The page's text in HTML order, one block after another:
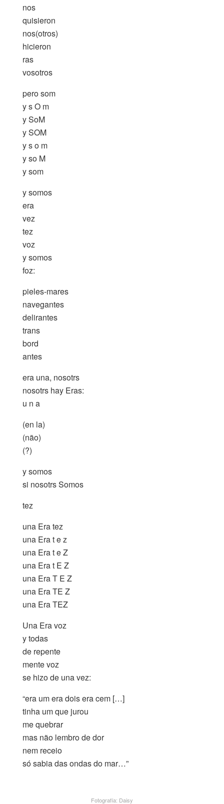
nos
quisieron
nos(otros)
hicieron
ras
vosotros
pero som
y s O m
y SoM
y SOM
y s o m
y so M
y som
y somos
era
vez
tez
voz
y somos
foz:
pieles-mares
navegantes
delirantes
trans
bord
antes
era una, nosotrs
nosotrs hay Eras:
u n a
(en la)
(não)
(?)
y somos
si nosotrs Somos
tez
una Era tez
una Era t e z
una Era t e Z
una Era t E Z
una Era T E Z
una Era TE Z
una Era TEZ
Una Era voz
y todas
de repente
mente voz
se hizo de una vez:
“era um era dois era cem […]
tinha um que jurou
me quebrar
mas não lembro de dor
nem receio
só sabia das ondas do mar…”
Fotografía: Daisy